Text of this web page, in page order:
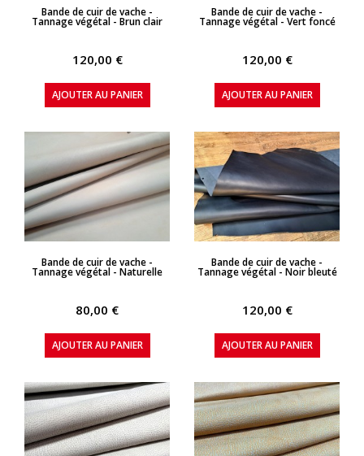
APERÇU RAPIDE
Bande de cuir de vache -
Tannage végétal - Brun clair
120,00 €
AJOUTER AU PANIER
APERÇU RAPIDE
Bande de cuir de vache -
Tannage végétal - Vert foncé
120,00 €
AJOUTER AU PANIER
APERÇU RAPIDE
Bande de cuir de vache -
Tannage végétal - Naturelle
80,00 €
AJOUTER AU PANIER
APERÇU RAPIDE
Bande de cuir de vache -
Tannage végétal - Noir bleuté
120,00 €
AJOUTER AU PANIER